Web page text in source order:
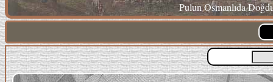
Pulun Osmanlıda